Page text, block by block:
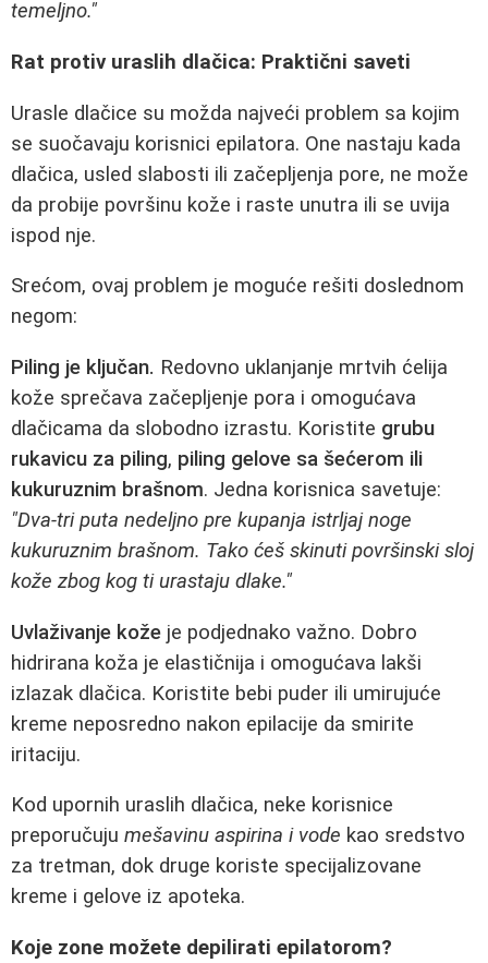
temeljno."
Rat protiv uraslih dlačica: Praktični saveti
Urasle dlačice su možda najveći problem sa kojim
se suočavaju korisnici epilatora. One nastaju kada
dlačica, usled slabosti ili začepljenja pore, ne može
da probije površinu kože i raste unutra ili se uvija
ispod nje.
Srećom, ovaj problem je moguće rešiti doslednom
negom:
Piling je ključan. Redovno uklanjanje mrtvih ćelija
kože sprečava začepljenje pora i omogućava
dlačicama da slobodno izrastu. Koristite grubu
rukavicu za piling, piling gelove sa šećerom ili
kukuruznim brašnom. Jedna korisnica savetuje:
"Dva-tri puta nedeljno pre kupanja istrljaj noge
kukuruznim brašnom. Tako ćeš skinuti površinski sloj
kože zbog kog ti urastaju dlake."
Uvlaživanje kože je podjednako važno. Dobro
hidrirana koža je elastičnija i omogućava lakši
izlazak dlačica. Koristite bebi puder ili umirujuće
kreme neposredno nakon epilacije da smirite
iritaciju.
Kod upornih uraslih dlačica, neke korisnice
preporučuju mešavinu aspirina i vode kao sredstvo
za tretman, dok druge koriste specijalizovane
kreme i gelove iz apoteka.
Koje zone možete depilirati epilatorom?